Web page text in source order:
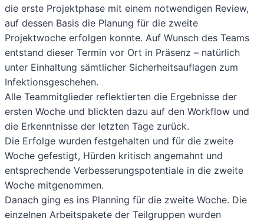
die erste Projektphase mit einem notwendigen Review,
auf dessen Basis die Planung für die zweite
Projektwoche erfolgen konnte. Auf Wunsch des Teams
entstand dieser Termin vor Ort in Präsenz – natürlich
unter Einhaltung sämtlicher Sicherheitsauflagen zum
Infektionsgeschehen.
Alle Teammitglieder reflektierten die Ergebnisse der
ersten Woche und blickten dazu auf den Workflow und
die Erkenntnisse der letzten Tage zurück.
Die Erfolge wurden festgehalten und für die zweite
Woche gefestigt, Hürden kritisch angemahnt und
entsprechende Verbesserungspotentiale in die zweite
Woche mitgenommen.
Danach ging es ins Planning für die zweite Woche. Die
einzelnen Arbeitspakete der Teilgruppen wurden